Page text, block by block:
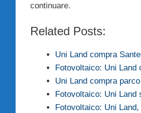
continuare.
Related Posts:
Uni Land compra
Fotovoltaico: Uni
Uni Land compra
Fotovoltaico: Uni
Fotovoltaico: Uni